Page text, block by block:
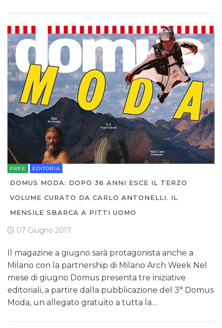
FREE EDITORIA
DOMUS MODA: DOPO 36 ANNI ESCE IL TERZO
VOLUME CURATO DA CARLO ANTONELLI. IL
MENSILE SBARCA A PITTI UOMO
07 Giugno 2017
Il magazine a giugno sarà protagonista anche a
Milano con la partnership di Milano Arch Week Nel
mese di giugno Domus presenta tre iniziative
editoriali, a partire dalla pubblicazione del 3° Domus
Moda, un allegato gratuito a tutta la…